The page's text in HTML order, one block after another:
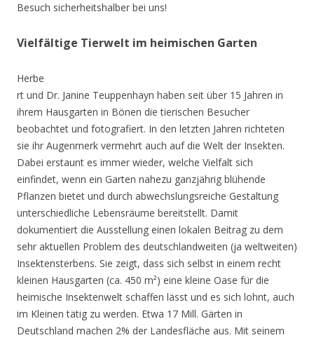
Besuch sicherheitshalber bei uns!
Vielfältige Tierwelt im heimischen Garten
Herbe
rt und Dr. Janine Teuppenhayn haben seit über 15 Jahren in
ihrem Hausgarten in Bönen die tierischen Besucher
beobachtet und fotografiert. In den letzten Jahren richteten
sie ihr Augenmerk vermehrt auch auf die Welt der Insekten.
Dabei erstaunt es immer wieder, welche Vielfalt sich
einfindet, wenn ein Garten nahezu ganzjährig blühende
Pflanzen bietet und durch abwechslungsreiche Gestaltung
unterschiedliche Lebensräume bereitstellt. Damit
dokumentiert die Ausstellung einen lokalen Beitrag zu dem
sehr aktuellen Problem des deutschlandweiten (ja weltweiten)
Insektensterbens. Sie zeigt, dass sich selbst in einem recht
kleinen Hausgarten (ca. 450 m²) eine kleine Oase für die
heimische Insektenwelt schaffen lässt und es sich lohnt, auch
im Kleinen tätig zu werden. Etwa 17 Mill. Gärten in
Deutschland machen 2% der Landesfläche aus. Mit seinem